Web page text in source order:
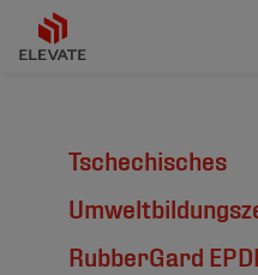
Tschechisches
RubberGard